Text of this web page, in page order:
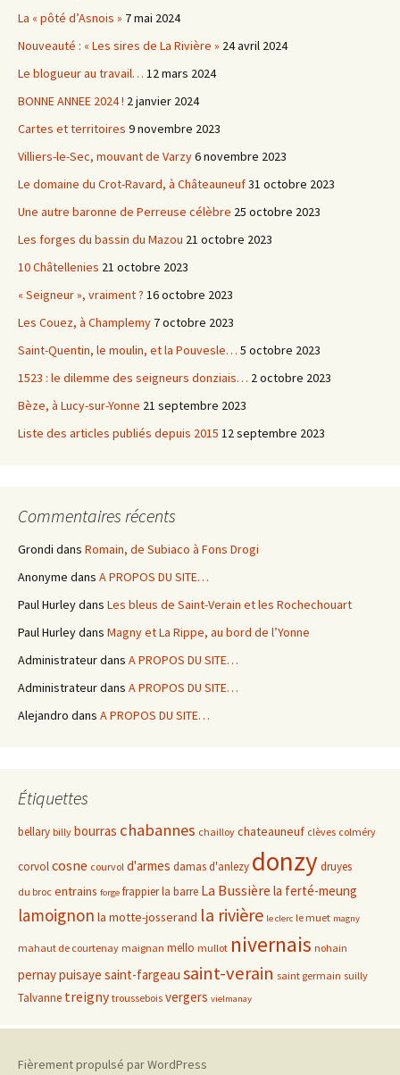
La « pôté d’Asnois » 7 mai 2024
Nouveauté : « Les sires de La Rivière » 24 avril 2024
Le blogueur au travail… 12 mars 2024
BONNE ANNEE 2024 ! 2 janvier 2024
Cartes et territoires 9 novembre 2023
Villiers-le-Sec, mouvant de Varzy6 novembre 2023
Le domaine du Crot-Ravard, à Châteauneuf31 octobre 2023
Une autre baronne de Perreuse célèbre 25 octobre 2023
Les forges du bassin du Mazou 21 octobre 2023
10 Châtellenies 21 octobre 2023
« Seigneur », vraiment ? 16 octobre 2023
Les Couez, à Champlemy 7 octobre 2023
Saint-Quentin, le moulin, et la Pouvesle… 5 octobre 2023
1523 : le dilemme des seigneurs donziais… 2 octobre 2023
Bèze, à Lucy-sur-Yonne 21 septembre 2023
Liste des articles publiés depuis 2015 12 septembre 2023
Commentaires récents
Grondi dans Romain, de Subiaco à Fons Drogi
Anonyme dans A PROPOS DU SITE…
Paul Hurleydans Les bleus de Saint-Verain et les Rochechouart
Paul Hurleydans Magny et La Rippe, au bord de l’Yonne
Administrateurdans A PROPOS DU SITE…
Administrateurdans A PROPOS DU SITE…
Alejandro dans A PROPOS DU SITE…
Étiquettes
bellary billy bourras chabannes chailloy chateauneuf clèves colméry
corvolcosne courvol d'armes damas d'anlezy donzydruyes
du broc entrains forge frappierla barre La Bussière la ferté-meung
lamoignon la motte-josserand la rivière le clerc le muet magny
mahaut de courtenay maignan mello mullot nivernais nohain
pernaypuisaye saint-fargeau saint-verain saint germain suilly
Talvanne treigny troussebois vergers vielmanay
Fièrement propulsé par WordPress